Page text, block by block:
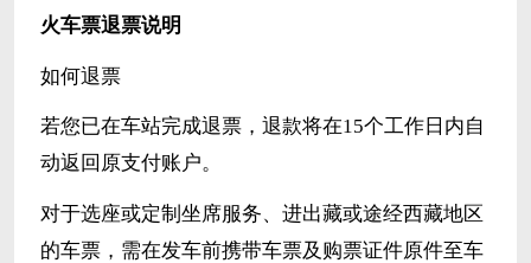
火车票退票说明
如何退票
若您已在车站完成退票，退款将在15个工作日内自
动返回原支付账户。
对于选座或定制坐席服务、进出藏或途经西藏地区
的车票，需在发车前携带车票及购票证件原件至车